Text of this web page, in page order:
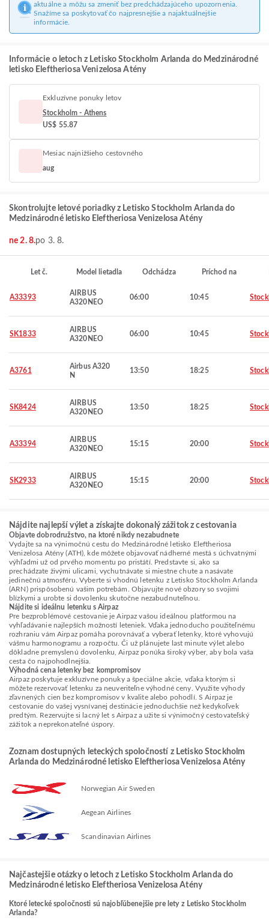
aktuálne a môžu sa zmeniť bez predchádzajúceho upozornenia.
Snažíme sa poskytovať čo najpresnejšie a najaktuálnejšie
informácie.
Informácie o letoch z Letisko Stockholm Arlanda do Medzinárodné
letisko Eleftheriosa Venizelosa Atény
Exkluzívne ponuky letov
Stockholm - Athens
US$ 55.87
Mesiac najnižšieho cestovného
aug
Skontrolujte letové poriadky z Letisko Stockholm Arlanda do
Medzinárodné letisko Eleftheriosa Venizelosa Atény
ne 2. 8.po 3. 8.
Let č. Model lietadla Odchádza Príchod na
A33393
AIRBUS
A320NEO
06:00 10:45
SK1833
AIRBUS
A320NEO
06:00 10:45
A3761
Airbus A320
N
13:50 18:25
SK8424
AIRBUS
A320NEO
13:50 18:25
A33394
AIRBUS
A320NEO
15:15 20:00
SK2933
AIRBUS
A320NEO
15:15 20:00
Nájdite najlepší výlet a získajte dokonalý zážitok z cestovania
Objavte dobrodružstvo, na ktoré nikdy nezabudnete
Vydajte sa na výnimočnú cestu do Medzinárodné letisko Eleftheriosa
Venizelosa Atény (ATH), kde môžete objavovať nádherné mestá s úchvatnými
výhľadmi už od prvého momentu po pristátí. Predstavte si, ako sa
prechádzate živými ulicami, vychutnávate si miestne chute a nasávate
jedinečnú atmosféru. Vyberte si vhodnú letenku z Letisko Stockholm Arlanda
(ARN) prispôsobenú vašim potrebám. Objavujte nové obzory so svojimi
blízkymi a urobte si dovolenku skutočne nezabudnuteľnou.
Nájdite si ideálnu letenku s Airpaz
Pre bezproblémové cestovanie je Airpaz vašou ideálnou platformou na
vyhľadávanie najlepších možností leteniek. Vďaka jednoducho použiteľnému
rozhraniu vám Airpaz pomáha porovnávať a vyberať letenky, ktoré vyhovujú
vášmu harmonogramu a rozpočtu. Či už plánujete last minute výlet alebo
dôkladne premyslenú dovolenku, Airpaz ponúka široký výber, aby bola vaša
cesta čo najpohodlnejšia.
Výhodná cena letenky bez kompromisov
Airpaz poskytuje exkluzívne ponuky a špeciálne akcie, vďaka ktorým si
môžete rezervovať letenku za neuveriteľne výhodné ceny. Využite výhody
zľavnených cien bez kompromisov v kvalite alebo pohodlí. S Airpaz je
cestovanie do vašej vysnívanej destinácie jednoduchšie než kedykoľvek
predtým. Rezervujte si lacný let s Airpaz a užite si výnimočný cestovateľský
zážitok a neprekonateľné úspory.
Zoznam dostupných leteckých spoločností z Letisko Stockholm
Arlanda do Medzinárodné letisko Eleftheriosa Venizelosa Atény
Norwegian Air Sweden
Aegean Airlines
Scandinavian Airlines
Najčastejšie otázky o letoch z Letisko Stockholm Arlanda do
Medzinárodné letisko Eleftheriosa Venizelosa Atény
Ktoré letecké spoločnosti sú najobľúbenejšie pre lety z Letisko Stockholm
Arlanda?